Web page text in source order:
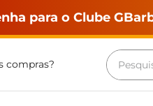
para o Clube
compras?